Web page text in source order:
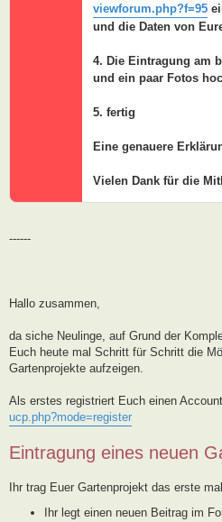
viewforum.php?f=95
und die Daten von
4. Die Eintragung am
und ein paar Fotos
5. fertig
Eine genauere
Vielen Dank für die
------
Hallo zusammen,
da siche Neulinge, auf Grund der
Euch heute mal Schritt für Schritt die
Gartenprojekte aufzeigen.
Als erstes registriert Euch einen
ucp.php?mode=register
Eintragung eines neuen
Ihr trag Euer Gartenprojekt das erste
Ihr legt einen neuen Beitrag im